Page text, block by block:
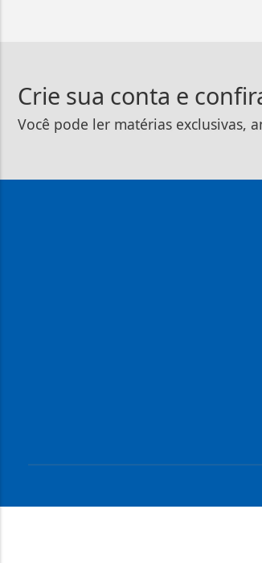
Crie sua conta e
Você pode ler matérias exclusivas,